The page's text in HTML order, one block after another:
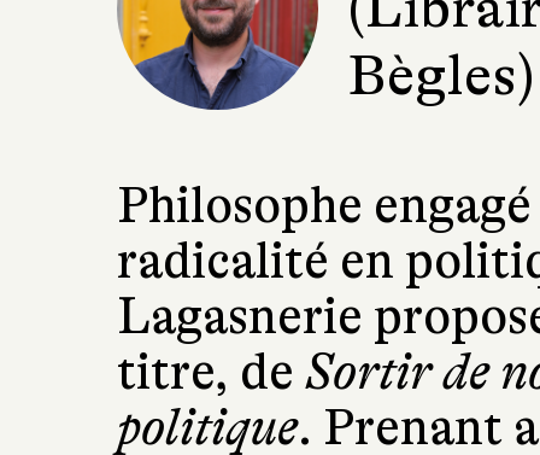
Bègles)
Philosophe
radicalité en
Lagasnerie
titre, de Sortir de
politique. Prenant